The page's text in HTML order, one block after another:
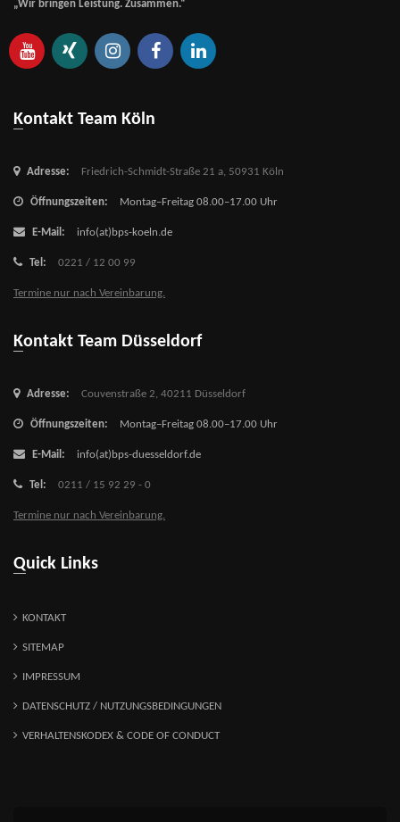
„Wir bringen Leistung. Zusammen.“
Kontakt Team Köln
Adresse: Friedrich-Schmidt-Straße 21 a, 50931 Köln
Öffnungszeiten: Montag–Freitag 08.00–17.00 Uhr
E-Mail: info(at)bps-koeln.de
Tel: 0221 / 12 00 99
Termine nur nach Vereinbarung.
Kontakt Team Düsseldorf
Adresse: Couvenstraße 2, 40211 Düsseldorf
Öffnungszeiten: Montag–Freitag 08.00–17.00 Uhr
E-Mail: info(at)bps-duesseldorf.de
Tel: 0211 / 15 92 29 - 0
Termine nur nach Vereinbarung.
Quick Links
KONTAKT
SITEMAP
IMPRESSUM
DATENSCHUTZ / NUTZUNGSBEDINGUNGEN
VERHALTENSKODEX & CODE OF CONDUCT